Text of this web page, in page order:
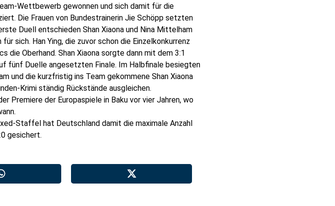
Wettbewerb gewonnen und sich damit für die
Die Frauen von Bundestrainerin Jie Schöpp setzten
Duell entschieden Shan Xiaona und Nina Mittelham
sich. Han Ying, die zuvor schon die Einzelkonkurrenz
Oberhand. Shan Xiaona sorgte dann mit dem 3:1
fünf Duelle angesetzten Finale. Im Halbfinale besiegten
und die kurzfristig ins Team gekommene Shan Xiaona
Krimi ständig Rückstände ausgleichen.
Premiere der Europaspiele in Baku vor vier Jahren, wo
Staffel hat Deutschland damit die maximale Anzahl
gesichert.